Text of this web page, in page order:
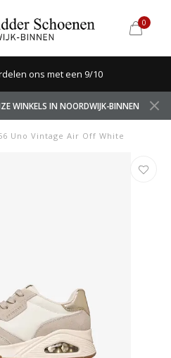
0
ons met een 9/10
WINKELS IN NOORDWIJK-BINNEN
Uno Vintage Air Off White